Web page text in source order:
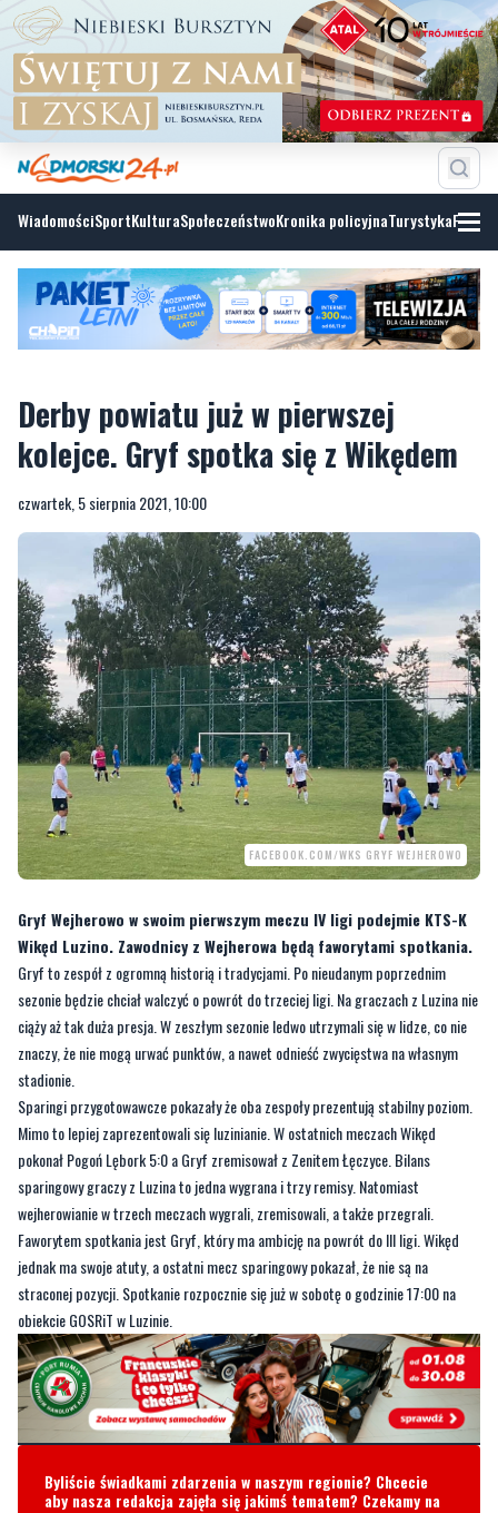
WiadomościSportKulturaSpołeczeństwoKronika policyjnaTurystyka
Derby powiatu już w pierwszej
kolejce. Gryf spotka się z Wikędem
czwartek, 5 sierpnia 2021, 10:00
FACEBOOK.COM/WKS GRYF WEJHEROWO
Gryf Wejherowo w swoim pierwszym meczu IV ligi podejmie KTS-K
Wikęd Luzino. Zawodnicy z Wejherowa będą faworytami spotkania.
Gryf to zespół z ogromną historią i tradycjami. Po nieudanym poprzednim
sezonie będzie chciał walczyć o powrót do trzeciej ligi. Na graczach z Luzina nie
ciąży aż tak duża presja. W zeszłym sezonie ledwo utrzymali się w lidze, co nie
znaczy, że nie mogą urwać punktów, a nawet odnieść zwycięstwa na własnym
stadionie.
Sparingi przygotowawcze pokazały że oba zespoły prezentują stabilny poziom.
Mimo to lepiej zaprezentowali się luzinianie. W ostatnich meczach Wikęd
pokonał Pogoń Lębork 5:0 a Gryf zremisował z Zenitem Łęczyce. Bilans
sparingowy graczy z Luzina to jedna wygrana i trzy remisy. Natomiast
wejherowianie w trzech meczach wygrali, zremisowali, a także przegrali.
Faworytem spotkania jest Gryf, który ma ambicję na powrót do III ligi. Wikęd
jednak ma swoje atuty, a ostatni mecz sparingowy pokazał, że nie są na
straconej pozycji. Spotkanie rozpocznie się już w sobotę o godzinie 17:00 na
obiekcie GOSRiT w Luzinie.
Byliście świadkami zdarzenia w naszym regionie? Chcecie
aby nasza redakcja zajęła się jakimś tematem? Czekamy na